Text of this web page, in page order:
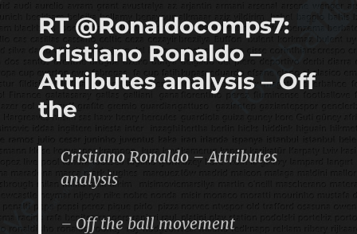
RT @Ronaldocomps7:
Cristiano Ronaldo –
Attributes analysis – Off
the
Cristiano Ronaldo – Attributes
analysis
– Off the ball movement